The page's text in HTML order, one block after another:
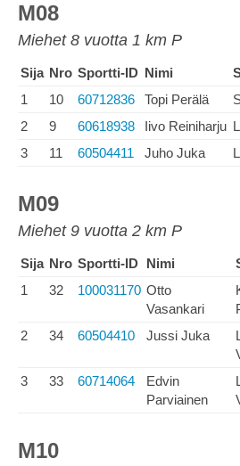
M08
Miehet 8 vuotta 1 km P
Sija Nro Sportti-ID Nimi
1
10 60712836 Topi Perälä
2
9 60618938 Iivo Reiniharju
3
11 60504411 Juho Juka
M09
Miehet 9 vuotta 2 km P
Sija Nro Sportti-ID Nimi
1
32 100031170 Otto
Vasankari
2 34 60504410 Jussi Juka
3 33 60714064
Edvin
Parviainen
M10